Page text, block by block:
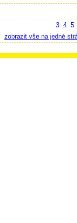
3 4 5
zobrazit vše na jedné